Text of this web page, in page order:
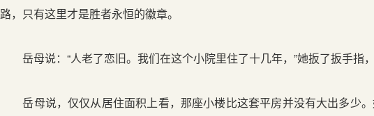
路，只有这里才是胜者永恒的徽章。
岳母说：“人老了恋旧。我们在这个小院里住了十几年，”她扳了扳手指
岳母说，仅仅从居住面积上看，那座小楼比这套平房并没有大出多少。